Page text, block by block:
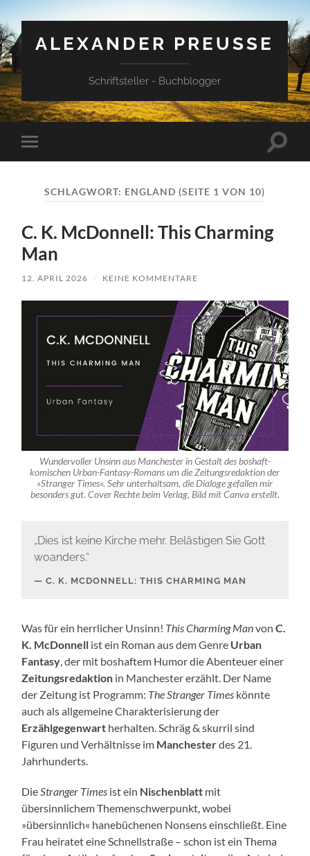
ALEXANDER PREUSSE
Schriftsteller - Buchblogger
Mobile-
Menü
SCHLAGWORT: ENGLAND (SEITE 1 VON 10)
C. K. McDonnell: This Charming
Man
12. APRIL 2026 / KEINE KOMMENTARE
Wundervoller Unsinn aus Manchester in Gestalt des boshaft-
komischen Urban-Fantasy-Romans um die Zeitungsredaktion der
»Stranger Times«. Sehr unterhaltsam, die Dialoge gefallen mir
besonders gut. Cover Rechte beim Verlag, Bild mit Canva erstellt.
„Dies ist keine Kirche mehr. Belästigen Sie Gott
woanders.“
C. K. MCDONNELL: THIS CHARMING MAN
Was für ein herrlicher Unsinn! This Charming Manvon C.
K. McDonnell ist ein Roman aus dem Genre Urban
Fantasy, der mit boshaftem Humor die Abenteuer einer
Zeitungsredaktion in Manchester erzählt. Der Name
der Zeitung ist Programm: The Stranger Times könnte
auch als allgemeine Charakterisierung der
Erzählgegenwart herhalten. Schräg & skurril sind
Figuren und Verhältnisse im Manchesterdes 21.
Jahrhunderts.
DieStranger Times ist ein Nischenblatt mit
übersinnlichem Themenschwerpunkt, wobei
»übersinnlich« hanebüchenen Nonsens einschließt. Eine
Frau heiratet eine Schnellstraße – schon ist ein Thema